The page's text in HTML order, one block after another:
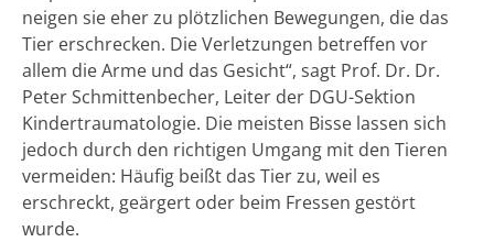
neigen sie eher zu plötzlichen Bewegungen, die das
Tier erschrecken. Die Verletzungen betreffen vor
allem die Arme und das Gesicht“, sagt Prof. Dr. Dr.
Peter Schmittenbecher, Leiter der DGU-Sektion
Kindertraumatologie. Die meisten Bisse lassen sich
jedoch durch den richtigen Umgang mit den Tieren
vermeiden: Häufig beißt das Tier zu, weil es
erschreckt, geärgert oder beim Fressen gestört
wurde.